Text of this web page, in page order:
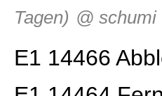
Tagen) @ schumi
E1 14466